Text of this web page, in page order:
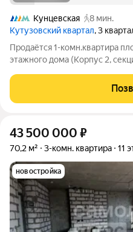
Кунцевская
8 мин.
Кутузовский квартал, 3
Продаётся 1-комн.квартира
этажного дома (Корпус 2,
функциональная планировка,
«Кутузовский квартал»
43 500 000 ₽
70,2 м² 3-комн. квартира 11
новостройка